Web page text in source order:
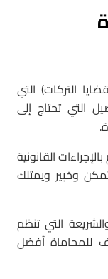
التركات) التي
التي تحتاج إلى
القانونية
وخبير ويمتلك
التي تنظم
للمحاماة أفضل